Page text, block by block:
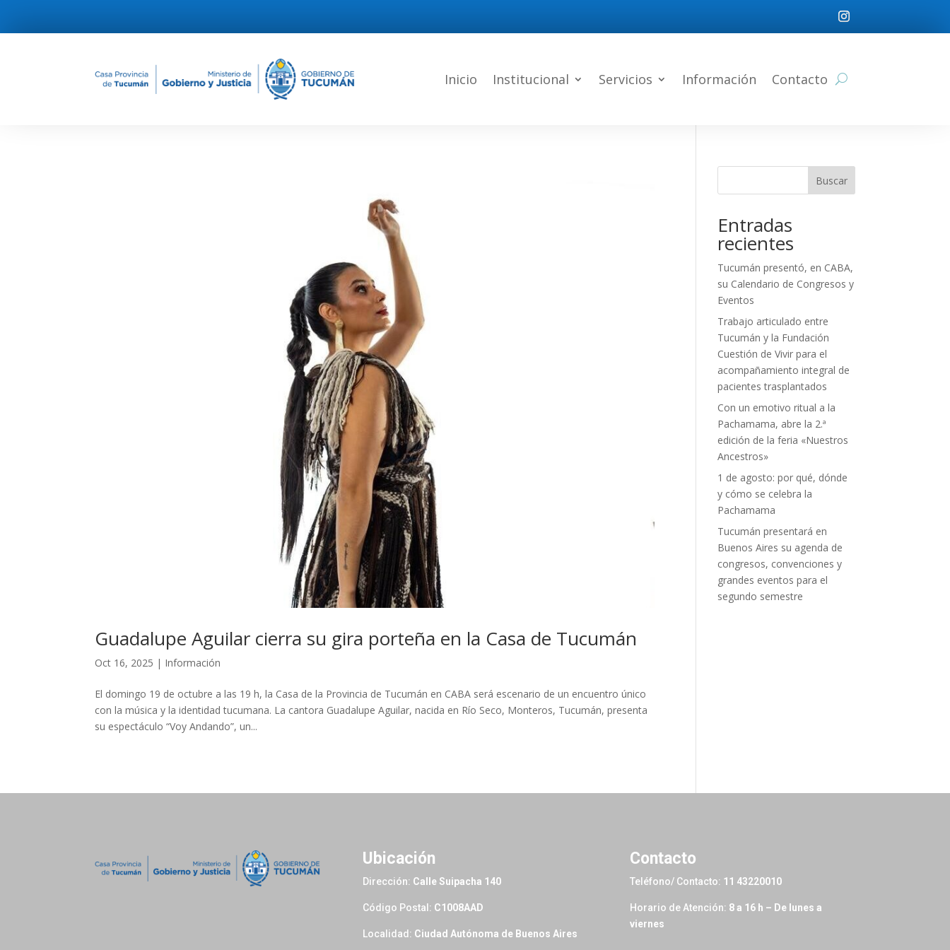
Inicio Institucional Servicios Información Contacto
Guadalupe Aguilar cierra su gira porteña en la Casa de Tucumán
Oct 16, 2025 | Información
El domingo 19 de octubre a las 19 h, la Casa de la Provincia de Tucumán en CABA será escenario de un encuentro único
con la música y la identidad tucumana. La cantora Guadalupe Aguilar, nacida en Río Seco, Monteros, Tucumán, presenta
su espectáculo “Voy Andando”, un...
Buscar
Entradas
recientes
Tucumán presentó, en CABA,
su Calendario de Congresos y
Eventos
Trabajo articulado entre
Tucumán y la Fundación
Cuestión de Vivir para el
acompañamiento integral de
pacientes trasplantados
Con un emotivo ritual a la
Pachamama, abre la 2.ª
edición de la feria «Nuestros
Ancestros»
1 de agosto: por qué, dónde
y cómo se celebra la
Pachamama
Tucumán presentará en
Buenos Aires su agenda de
congresos, convenciones y
grandes eventos para el
segundo semestre
Ubicación
Dirección: Calle Suipacha 140
Código Postal: C1008AAD
Localidad: Ciudad Autónoma de Buenos Aires
Contacto
Teléfono/ Contacto: 11 43220010
Horario de Atención: 8 a 16 h – De lunes a
viernes